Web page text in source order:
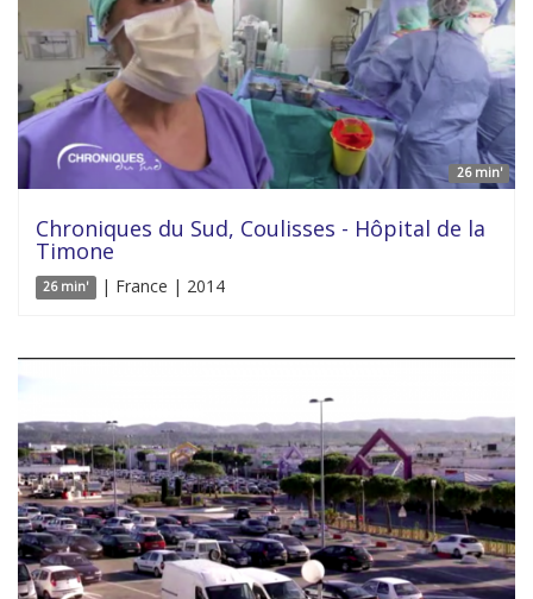
26 min'
Chroniques du Sud, Coulisses - Hôpital de la
Timone
26 min' | France | 2014